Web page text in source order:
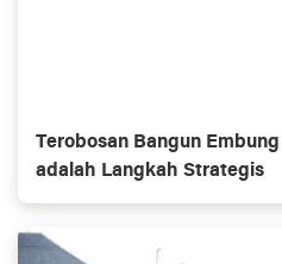
Terobosan Bangun
adalah Langkah Strategis